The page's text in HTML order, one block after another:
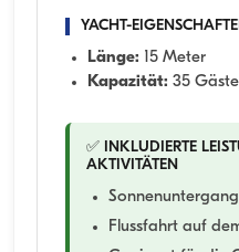
YACHT-
Länge: 15 Meter
Kapazität: 35 Gäste
✅ INKLUDIERTE
AKTIVITÄTEN
Flussfahrt auf